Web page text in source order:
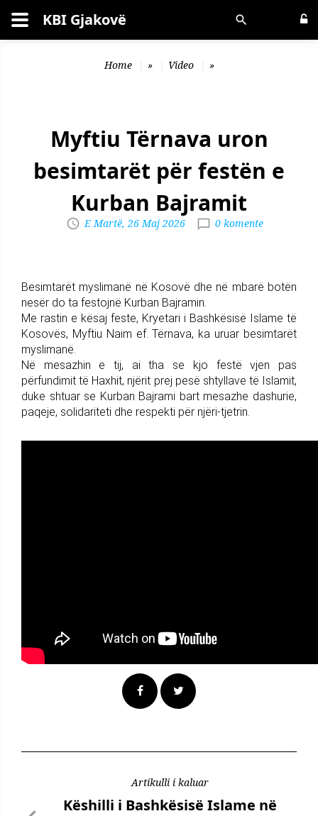
Kërko KBI Gjakovë
Home » Video »
Myftiu Tërnava uron
besimtarët për festën e
Kurban Bajramit
E Martë, 26 Maj 2026 0 komente
Besimtarët myslimanë në Kosovë dhe në mbarë botën
nesër do ta festojnë Kurban Bajramin.
Me rastin e kësaj feste, Kryetari i Bashkësisë Islame të
Kosovës, Myftiu Naim ef. Tërnava, ka uruar besimtarët
myslimanë.
Në mesazhin e tij, ai tha se kjo festë vjen pas
përfundimit të Haxhit, njërit prej pesë shtyllave të Islamit,
duke shtuar se Kurban Bajrami bart mesazhe dashurie,
paqeje, solidariteti dhe respekti për njëri-tjetrin.
Artikulli i kaluar
Këshilli i Bashkësisë Islame në